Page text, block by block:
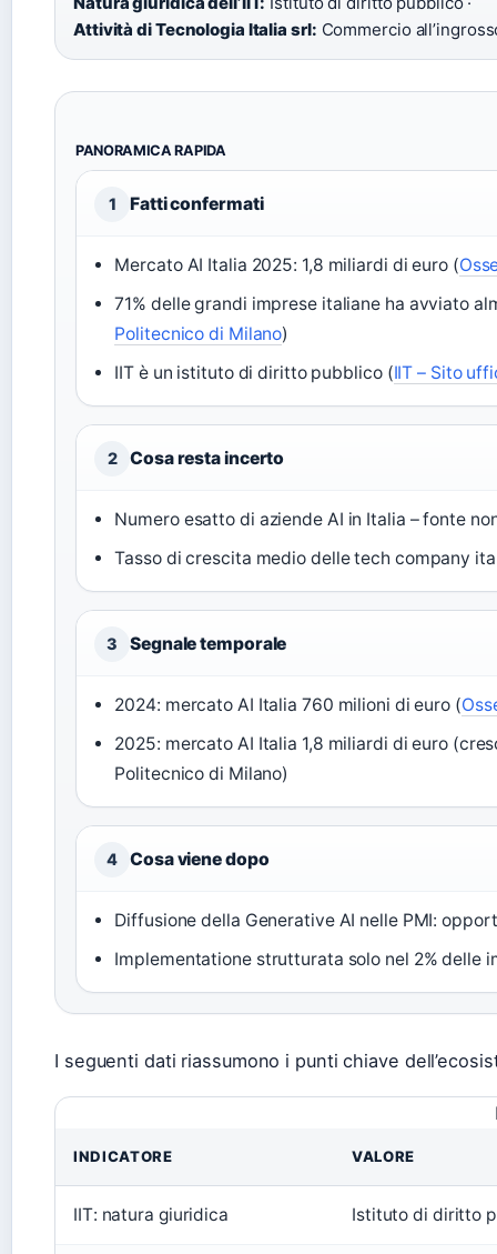
Attività di Tecnologia Italia srl: Commercio
PANORAMICA RAPIDA
1 Fatti confermati
Mercato AI Italia 2025: 1,8 miliardi di euro (
71% delle grandi imprese italiane ha avviato
Politecnico di Milano)
IIT è un istituto di diritto pubblico (IIT – Sito
2 Cosa resta incerto
Numero esatto di aziende AI in Italia – fonte
Tasso di crescita medio delle tech company
3 Segnale temporale
2024: mercato AI Italia 760 milioni di euro (
2025: mercato AI Italia 1,8 miliardi di euro
Politecnico di Milano)
4 Cosa viene dopo
Diffusione della Generative AI nelle PMI:
Implementatione strutturata solo nel 2% delle
I seguenti dati riassumono i punti chiave
INDICATORE VALORE
IIT: natura giuridica Istituto di diritto